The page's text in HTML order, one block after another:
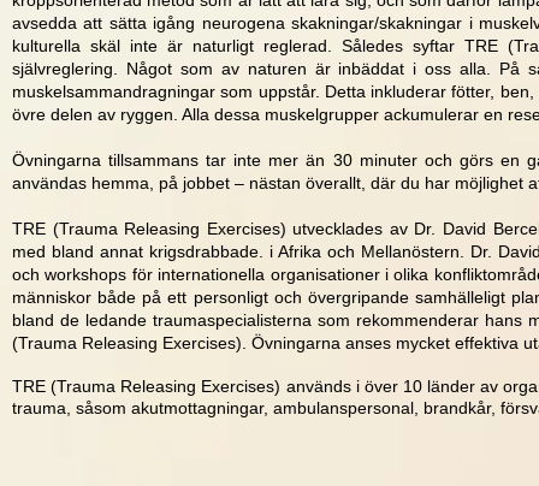
avsedda att sätta igång neurogena skakningar/skakningar i
kulturella skäl inte är naturligt reglerad. Således syftar TRE
självreglering. Något som av naturen är inbäddat i oss alla. På
muskelsammandragningar som uppstår. Detta inkluderar fötter,
övre delen av ryggen. Alla dessa muskelgrupper ackumulerar en
Övningarna tillsammans tar inte mer än 30 minuter och görs en
användas hemma, på jobbet – nästan överallt, där du har möjlighet
TRE (Trauma Releasing Exercises) utvecklades av Dr. David
med bland annat krigsdrabbade. i Afrika och Mellanöstern. Dr.
och workshops för internationella organisationer i olika
människor både på ett personligt och övergripande samhälleligt
bland de ledande traumaspecialisterna som rekommenderar hans
(Trauma Releasing Exercises). Övningarna anses mycket effektiva
TRE (Trauma Releasing Exercises) används i över 10 länder av
trauma, såsom akutmottagningar, ambulanspersonal, brandkår,